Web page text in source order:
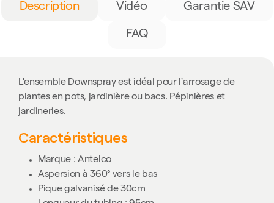
Description Vidéo Garantie SAV
FAQ
L'ensemble Downspray est idéal pour l'arrosage de
plantes en pots, jardinière ou bacs. Pépinières et
jardineries.
Caractéristiques
Marque : Antelco
Aspersion à 360° vers le bas
Pique galvanisé de 30cm